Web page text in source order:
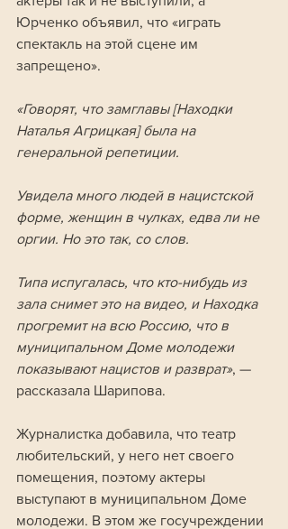
Юрченко объявил, что «играть
спектакль на этой сцене им
запрещено».
«Говорят, что замглавы [Находки
Наталья Агрицкая] была на
генеральной репетиции.
Увидела много людей в нацистской
форме, женщин в чулках, едва ли не
оргии. Но это так, со слов.
Типа испугалась, что кто-нибудь из
зала снимет это на видео, и Находка
прогремит на всю Россию, что в
муниципальном Доме молодежи
показывают нацистов и разврат», —
рассказала Шарипова.
Журналистка добавила, что театр
любительский, у него нет своего
помещения, поэтому актеры
выступают в муниципальном Доме
молодежи. В этом же госучреждении